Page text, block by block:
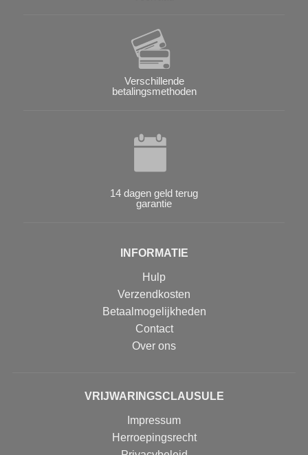
Verschillende
betalingsmethoden
14 dagen geld terug
garantie
INFORMATIE
Hulp
Verzendkosten
Betaalmogelijkheden
Contact
Over ons
VRIJWARINGSCLAUSULE
Impressum
Herroepingsrecht